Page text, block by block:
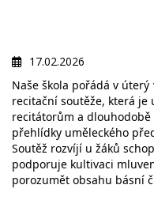
17.02.2026
Naše škola pořádá v úterý
recitační soutěže, která je
recitátorům a
přehlídky uměleckého
Soutěž rozvíjí u žáků
podporuje kultivaci
porozumět obsahu básní